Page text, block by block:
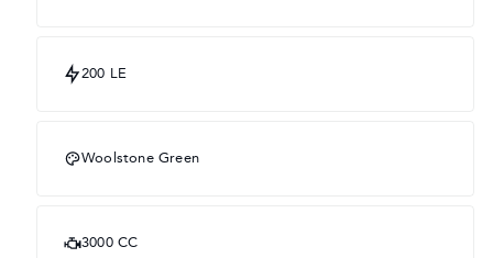
200 LE
Woolstone Green
3000 CC